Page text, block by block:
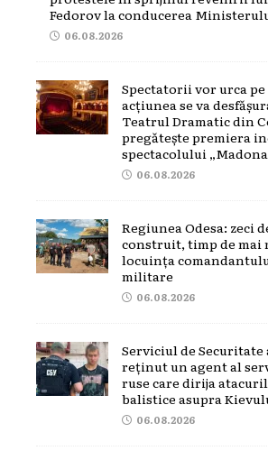
Fedorov la conducerea
06.08.2026
Spectatorii vor urca pe
acțiunea se va
Teatrul Dramatic din
pregătește premiera
spectacolului
06.08.2026
Regiunea Odesa: zeci
construit, timp de mai
locuința
militare
06.08.2026
Serviciul de Securitate
reținut un agent al
ruse care dirija
balistice asupra
06.08.2026